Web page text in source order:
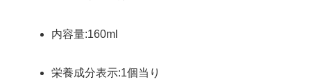
内容量:160ml
栄養成分表示:1個当り